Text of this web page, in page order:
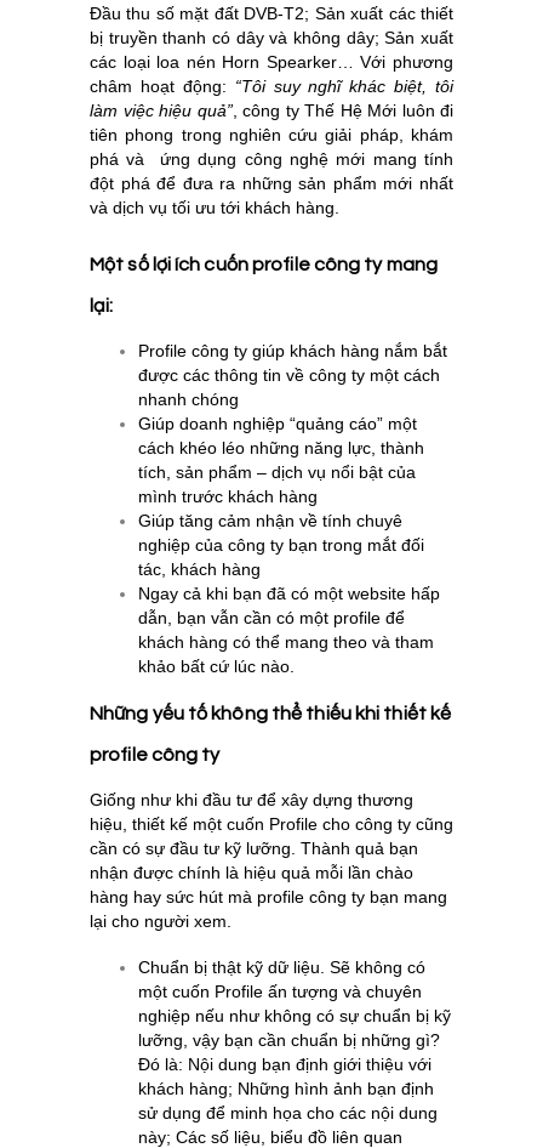
Đầu thu số mặt đất DVB-T2; Sản xuất các thiết
bị truyền thanh có dây và không dây; Sản xuất
các loại loa nén Horn Spearker… Với phương
châm hoạt động: “Tôi suy nghĩ khác biệt, tôi
làm việc hiệu quả”, công ty Thế Hệ Mới luôn đi
tiên phong trong nghiên cứu giải pháp, khám
phá và ứng dụng công nghệ mới mang tính
đột phá để đưa ra những sản phẩm mới nhất
và dịch vụ tối ưu tới khách hàng.
Một số lợi ích cuốn profile công ty mang
lại:
Profile công ty giúp khách hàng nắm bắt
được các thông tin về công ty một cách
nhanh chóng
Giúp doanh nghiệp “quảng cáo” một
cách khéo léo những năng lực, thành
tích, sản phẩm – dịch vụ nổi bật của
mình trước khách hàng
Giúp tăng cảm nhận về tính chuyê
nghiệp của công ty bạn trong mắt đối
tác, khách hàng
Ngay cả khi bạn đã có một website hấp
dẫn, bạn vẫn cần có một profile để
khách hàng có thể mang theo và tham
khảo bất cứ lúc nào.
Những yếu tố không thể thiếu khi thiết kế
profile công ty
Giống như khi đầu tư để xây dựng thương
hiệu, thiết kế một cuốn Profile cho công ty cũng
cần có sự đầu tư kỹ lưỡng. Thành quả bạn
nhận được chính là hiệu quả mỗi lần chào
hàng hay sức hút mà profile công ty bạn mang
lại cho người xem.
Chuẩn bị thật kỹ dữ liệu. Sẽ không có
một cuốn Profile ấn tượng và chuyên
nghiệp nếu như không có sự chuẩn bị kỹ
lưỡng, vậy bạn cần chuẩn bị những gì?
Đó là: Nội dung bạn định giới thiệu với
khách hàng; Những hình ảnh bạn định
sử dụng để minh họa cho các nội dung
này; Các số liệu, biểu đồ liên quan